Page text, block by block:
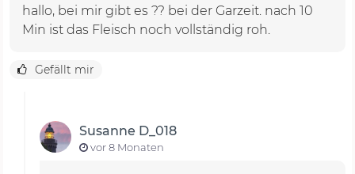
hallo, bei mir gibt es ?? bei der Garzeit. nach 10
Min ist das Fleisch noch vollständig roh.
Gefällt mir
Susanne D_018
vor 8 Monaten